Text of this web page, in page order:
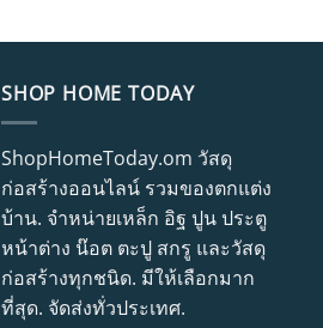
SHOP HOME TODAY
ShopHomeToday.om วัสดุ
ก่อสร้างออนไลน์ รวมของตกแต่ง
บ้าน. จำหน่ายเหล็ก อิฐ ปูน ประตู
หน้าต่าง น๊อต ตะปู สกรู และวัสดุ
ก่อสร้างทุกชนิด. มีให้เลือกมาก
ที่สุด. จัดส่งทั่วประเทศ.